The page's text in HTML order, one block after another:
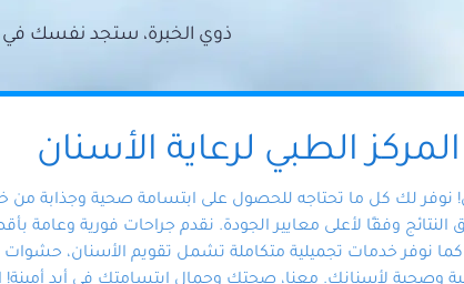
ذوي الخبرة، ستجد نفسك في
المركز الطبي لرعاية الأسنان
نوفر لك كل ما تحتاجه للحصول على ابتسامة صحية وجذابة
وفقًا لأعلى معايير الجودة. نقدم جراحات فورية وعامة
نوفر خدمات تجميلية متكاملة تشمل تقويم الأسنان، حشوات